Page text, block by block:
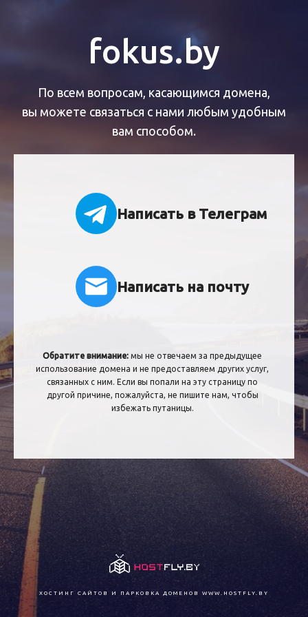
fokus.by
По всем вопросам, касающимся домена,
вы можете связаться с нами любым удобным
вам способом.
Написать в Телеграм
Написать на почту
Обратите внимание: мы не отвечаем за предыдущее
использование домена и не предоставляем других услуг,
связанных с ним. Если вы попали на эту страницу по
другой причине, пожалуйста, не пишите нам, чтобы
избежать путаницы.
ХОСТИНГ САЙТОВ И ПАРКОВКА ДОМЕНОВ WWW.HOSTFLY.BY